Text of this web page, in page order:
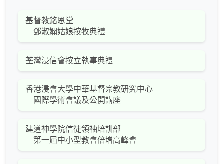
基督教銘恩堂
鄧淑嫻姑娘按牧典禮
荃灣浸信會按立執事典禮
香港浸會大學中華基督宗教研究中心
國際學術會議及公開講座
建道神學院信徒領袖培訓部
第一屆中小型教會倍增高峰會